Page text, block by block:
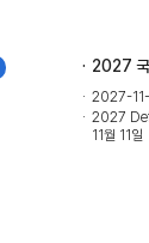
2027
2027-
2027
11월 11일